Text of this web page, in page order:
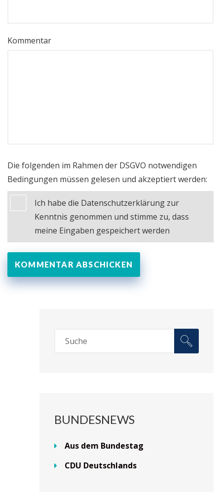
Kommentar
Die folgenden im Rahmen der DSGVO notwendigen
Bedingungen müssen gelesen und akzeptiert werden:
Ich habe die Datenschutzerklärung zur
Kenntnis genommen und stimme zu, dass
meine Eingaben gespeichert werden
BUNDESNEWS
Aus dem Bundestag
CDU Deutschlands